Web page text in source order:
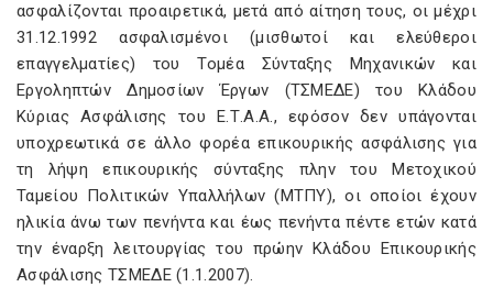
ασφαλίζονται προαιρετικά, μετά από αίτηση τους, οι μέχρι
31.12.1992 ασφαλισμένοι (μισθωτοί και ελεύθεροι
επαγγελματίες) του Τομέα Σύνταξης Μηχανικών και
Εργοληπτών Δημοσίων Έργων (ΤΣΜΕΔΕ) του Κλάδου
Κύριας Ασφάλισης του Ε.Τ.Α.Α., εφόσον δεν υπάγονται
υποχρεωτικά σε άλλο φορέα επικουρικής ασφάλισης για
τη λήψη επικουρικής σύνταξης πλην του Μετοχικού
Ταμείου Πολιτικών Υπαλλήλων (ΜΤΠΥ), οι οποίοι έχουν
ηλικία άνω των πενήντα και έως πενήντα πέντε ετών κατά
την έναρξη λειτουργίας του πρώην Κλάδου Επικουρικής
Ασφάλισης ΤΣΜΕΔΕ (1.1.2007).